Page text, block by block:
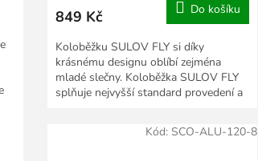
849 Kč Do košíku
Koloběžku SULOV FLY si díky
krásnému designu oblíbí zejména
mladé slečny. Koloběžka SULOV FLY
splňuje nejvyšší standard provedení a
Kód: SCO-ALU-120-8